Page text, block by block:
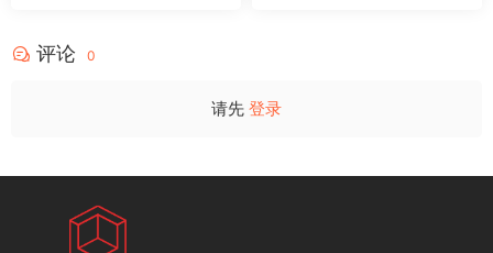
评论 0
请先 登录